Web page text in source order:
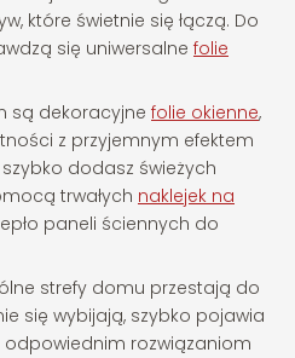
które świetnie się łączą. Do
się uniwersalne folie
są dekoracyjne folie okienne,
z przyjemnym efektem
szybko dodasz świeżych
trwałych naklejek na
paneli ściennych do
strefy domu przestają do
się wybijają, szybko pojawia
odpowiednim rozwiązaniom